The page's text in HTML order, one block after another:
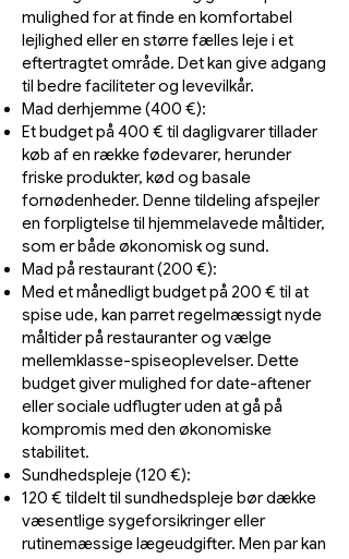
mulighed for at finde en komfortabel
lejlighed eller en større fælles leje i et
eftertragtet område. Det kan give adgang
til bedre faciliteter og levevilkår.
Mad derhjemme (400 €):
Et budget på 400 € til dagligvarer tillader
køb af en række fødevarer, herunder
friske produkter, kød og basale
fornødenheder. Denne tildeling afspejler
en forpligtelse til hjemmelavede måltider,
som er både økonomisk og sund.
Mad på restaurant (200 €):
Med et månedligt budget på 200 € til at
spise ude, kan parret regelmæssigt nyde
måltider på restauranter og vælge
mellemklasse-spiseoplevelser. Dette
budget giver mulighed for date-aftener
eller sociale udflugter uden at gå på
kompromis med den økonomiske
stabilitet.
Sundhedspleje (120 €):
120 € tildelt til sundhedspleje bør dække
væsentlige sygeforsikringer eller
rutinemæssige lægeudgifter. Men par kan